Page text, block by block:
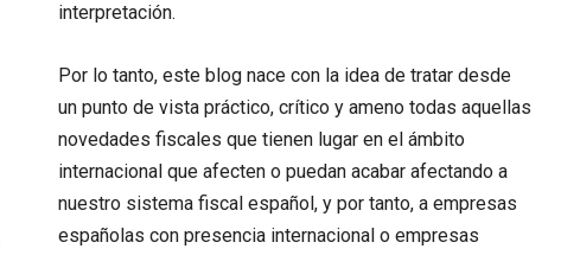
interpretación.
Por lo tanto, este blog nace con la idea de tratar desde
un punto de vista práctico, crítico y ameno todas aquellas
novedades fiscales que tienen lugar en el ámbito
internacional que afecten o puedan acabar afectando a
nuestro sistema fiscal español, y por tanto, a empresas
españolas con presencia internacional o empresas